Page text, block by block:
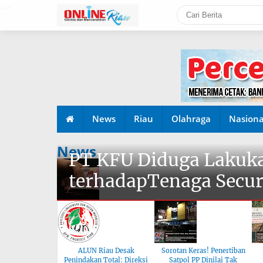
News Riau Olahraga
News
PT KFU Diduga
terhadapTenaga
ALUN Riau Desak
Penindakan Total: Direksi
Sorotan Keras! Penertiban
Satpol PP Dinilai Tak